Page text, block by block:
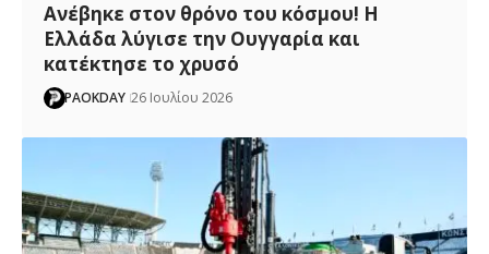
Ανέβηκε στον θρόνο του κόσμου! Η
Ελλάδα λύγισε την Ουγγαρία και
κατέκτησε το χρυσό
PAOKDAY 26 Ιουλίου 2026